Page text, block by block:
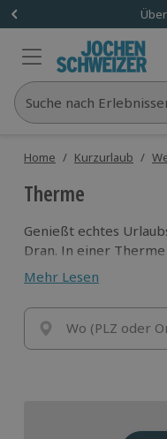
Suche nach
Home / Kurzurlaub /
Therme
Genießt echtes
Dran. In einer
Badelandschaften,
A bis Z. Ob ihr euch
hohem
romantischen
erholsamsten Bäder
Mehr Lesen
Wo (PLZ oder